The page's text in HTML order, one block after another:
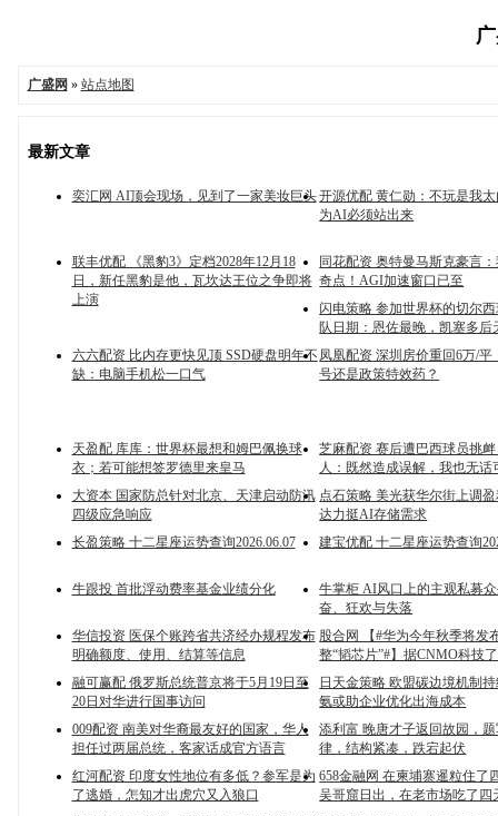
广盛网 » 站点地图
最新文章
奕汇网 AI顶会现场，见到了一家美妆巨头开源优配 黄仁勋：不玩是我
为AI必须站出来
联丰优配 《黑豹3》定档2028年12月18
日，新任黑豹是他，瓦坎达王位之争即将
上演
同花配资 奥特曼马斯克豪言
奇点！AGI加速窗口已至
闪电策略 参加世界杯的切尔
队日期：恩佐最晚，凯塞多后
六六配资 比内存更快见顶 SSD硬盘明年不
缺：电脑手机松一口气
凤凰配资 深圳房价重回6万/平
号还是政策特效药？
天盈配 库库：世界杯最想和姆巴佩换球
衣；若可能想签罗德里来皇马
芝麻配资 赛后遭巴西球员挑
人：既然造成误解，我也无话
大资本 国家防总针对北京、天津启动防汛
四级应急响应
点石策略 美光获华尔街上调
达力挺AI存储需求
长盈策略 十二星座运势查询2026.06.07
建宝优配 十二星座运势查询
牛跟投 首批浮动费率基金业绩分化
牛掌柜 AI风口上的主观私募
奋、狂欢与失落
华信投资 医保个账跨省共济经办规程发布
明确额度、使用、结算等信息
股合网 【#华为今年秋季将发
整“韬芯片”#】据CNMO科技
融可赢配 俄罗斯总统普京将于5月19日至
20日对华进行国事访问
日天金策略 欧盟碳边境机制
氨或助企业优化出海成本
009配资 南美对华裔最友好的国家，华人
担任过两届总统，客家话成官方语言
添利富 晚唐才子返回故园，
律，结构紧凑，跌宕起伏
红河配资 印度女性地位有多低？参军是为
了逃婚，怎知才出虎穴又入狼口
658金融网 在柬埔寨暹粒住了
吴哥窟日出，在老市场吃了四